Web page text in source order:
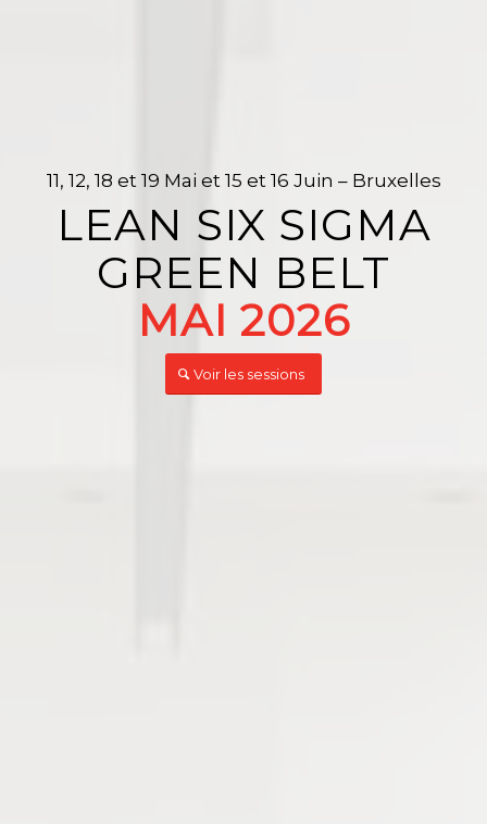
11, 12, 18 et 19 Mai et 15 et 16 Juin – Bruxelles
LEAN SIX SIGMA
GREEN BELT
MAI 2026
Voir les sessions